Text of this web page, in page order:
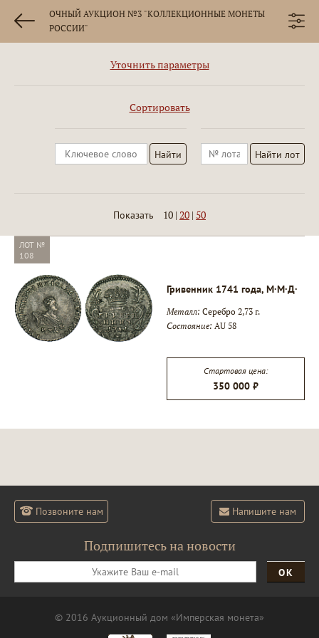
ОЧНЫЙ АУКЦИОН №3 "КОЛЛЕКЦИОННЫЕ МОНЕТЫ
РОССИИ"
Уточнить параметры
Сортировать
Показать 10 | 20 | 50
ЛОТ №
108
Гривенник 1741 года, М·М·Д·
Металл: Серебро 2,73 г.
Состояние: AU 58
Стартовая цена:
350 000 ₽
Позвоните нам Напишите нам
Подпишитесь на новости
ОК
© 2016 Аукционный дом «Имперская монета»